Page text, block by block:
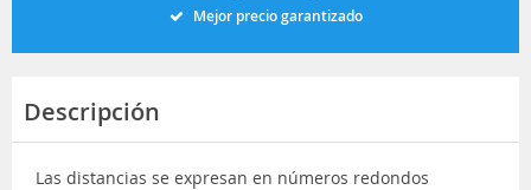
Mejor precio garantizado
Descripción
Las distancias se expresan en números redondos